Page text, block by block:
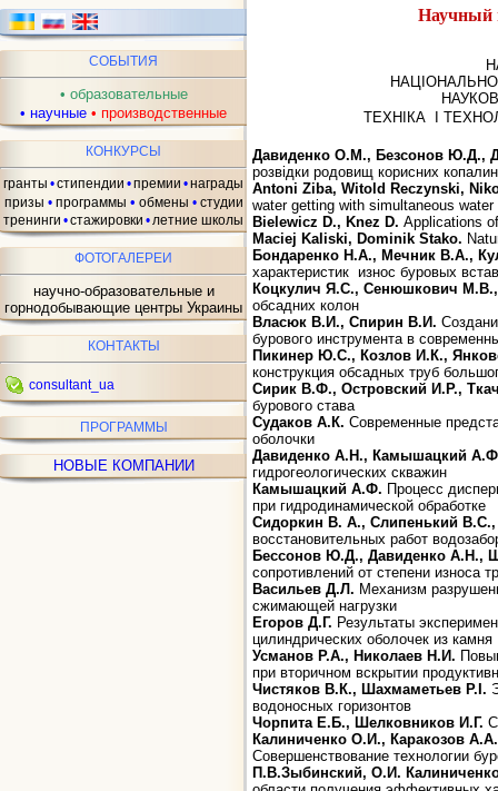
СОБЫТИЯ
• образовательные
• научные • производственные
КОНКУРСЫ
гранты •стипендии •премии •награды
призы • программы • обмены • студии
тренинги •стажировки •летние школы
ФОТОГАЛЕРЕИ
научно-образовательные и
горнодобывающие центры Украины
КОНТАКТЫ
consultant_ua
ПРОГРАММЫ
НОВЫЕ КОМПАНИИ
Научный
ТЕХНІКА І
Давиденко О.М., Безсонов Ю.Д.,
розвідки родовищ корисних
Antoni Ziba, Witold Reczynski,
water getting with simultaneous water
Bielewicz D., Knez D. Applications
Maciej Kaliski, Dominik Stako.
Бондаренко Н.А., Мечник В.А.,
характеристик износ буровых
Коцкулич Я.С., Сенюшкович М.В.,
обсадних колон
Власюк В.И., Спирин В.И.
бурового инструмента в
Пикинер Ю.С., Козлов И.К.,
конструкция обсадных труб
Сирик В.Ф., Островский И.Р.,
бурового става
Судаков А.К. Современные
оболочки
Давиденко А.Н., Камышацкий
гидрогеологических скважин
Камышацкий А.Ф. Процесс
при гидродинамической обработке
Сидоркин В. А., Слипенький
восстановительных работ
Бессонов Ю.Д., Давиденко А.Н.,
сопротивлений от степени износа
Васильев Д.Л. Механизм
сжимающей нагрузки
Егоров Д.Г. Результаты
цилиндрических оболочек из камня
Усманов Р.А., Николаев Н.И.
при вторичном вскрытии
Чистяков В.К., Шахмаметьев Р.І.
водоносных горизонтов
Чорпита Е.Б., Шелковников И.Г.
Калиниченко О.И., Каракозов
Совершенствование технологии
П.В.Зыбинский, О.И.